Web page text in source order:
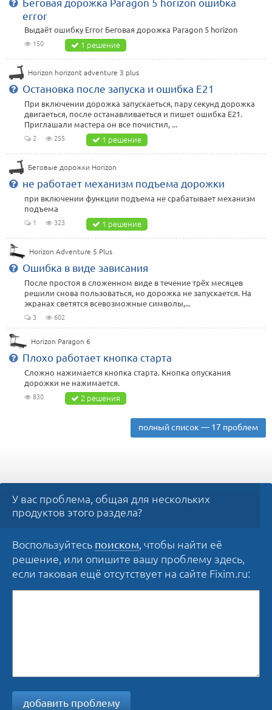
еrror
Выдаёт ошибку Еrror Беговая дорожка Paragon 5 horizon
150 1 решение
Horizon horizont adventure 3 plus
Остановка после запуска и ошибка E21
При включении дорожка запускаеться, пару секунд дорожка
двигаеться, после останавливаеться и пишет ошибка E21.
Приглашали мастера он все почистил, ...
2 255 1 решение
Беговые дорожки Horizon
не работает механизм подъема дорожки
при включении функции подъема не срабатывает механизм
подъема
1 323 1 решение
Horizon Adventure 5 Plus
Ошибка в виде зависания
После простоя в сложенном виде в течение трёх месяцев
решили снова пользоваться, но дорожка не запускается. На
экранах светятся всевозможные символы,...
3 602
Horizon Paragon 6
Плохо работает кнопка старта
Сложно нажимается кнопка старта. Кнопка опускания
дорожки не нажимается.
830 2 решения
полный список — 17 проблем
У вас проблема, общая для нескольких
продуктов этого раздела?
Воспользуйтесь поиском, чтобы найти её
решение, или опишите вашу проблему здесь,
если таковая ещё отсутствует на сайте Fixim.ru:
добавить проблему